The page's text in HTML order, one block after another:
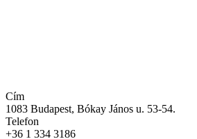
Cím
1083 Budapest, Bókay János u. 53-54.
Telefon
+36 1 334 3186